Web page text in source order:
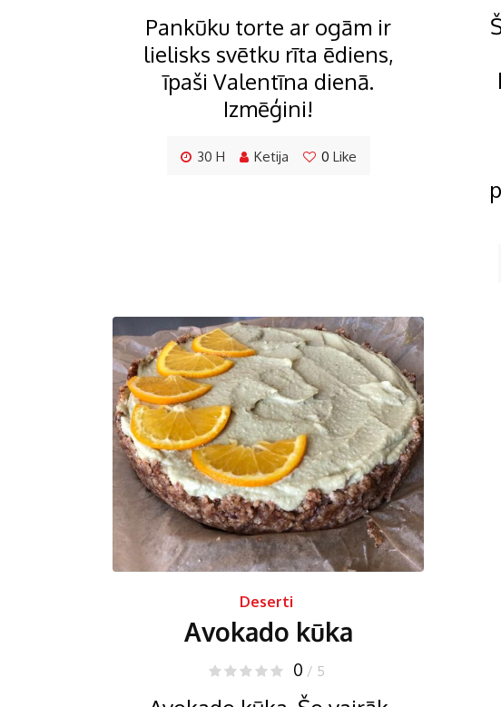
Pankūku torte ar ogām ir
lielisks svētku rīta ēdiens,
īpaši Valentīna dienā.
Izmēģini!
30 H Ketija 0 Like
Deserti
Avokado kūka
0 / 5